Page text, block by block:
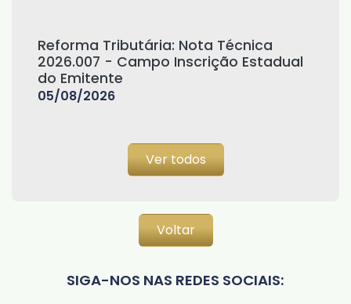
Reforma Tributária: Nota Técnica
2026.007 - Campo Inscrição Estadual
do Emitente
05/08/2026
Ver todos
Voltar
SIGA-NOS NAS REDES SOCIAIS: